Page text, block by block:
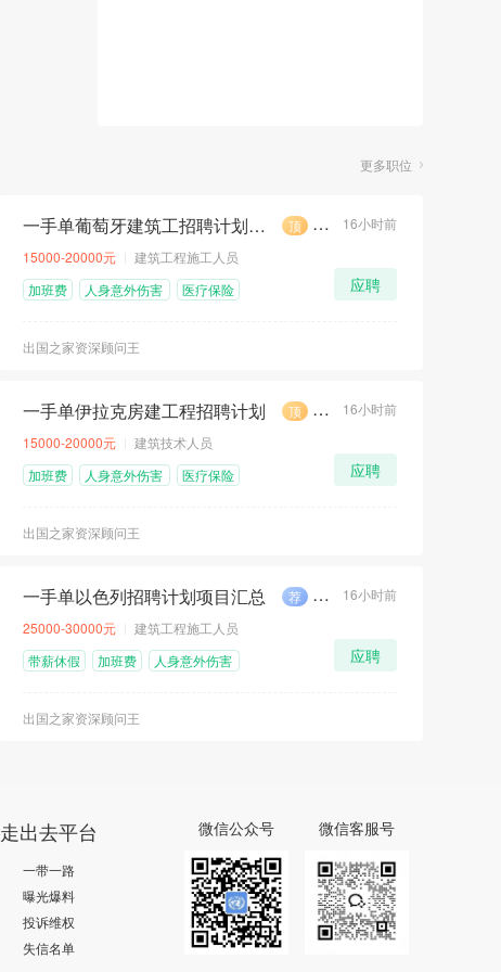
更多职位
16小时前
一手单葡萄牙建筑工招聘计划（D1工作签证） 顶 荐
急
15000-20000元
建筑工程施工人员
应聘
加班费
人身意外伤害
医疗保险
出国之家资深顾问王
16小时前
一手单伊拉克房建工程招聘计划 顶 荐
急
15000-20000元
建筑技术人员
应聘
加班费
人身意外伤害
医疗保险
出国之家资深顾问王
16小时前
一手单以色列招聘计划项目汇总 荐
急
25000-30000元
建筑工程施工人员
应聘
带薪休假 加班费
人身意外伤害
出国之家资深顾问王
走出去平台
一带一路
曝光爆料
投诉维权
失信名单
微信公众号 微信客服号